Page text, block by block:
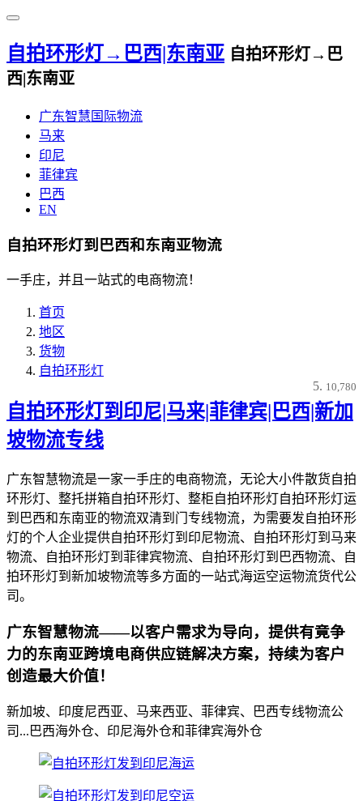
自拍环形灯→巴西|东南亚 自拍环形灯→巴
西|东南亚
广东智慧国际物流
马来
印尼
菲律宾
巴西
EN
自拍环形灯到巴西和东南亚物流
一手庄，并且一站式的电商物流！
首页
地区
货物
自拍环形灯
10,780
自拍环形灯到印尼|马来|菲律宾|巴西|新加
坡物流专线
广东智慧物流是一家一手庄的电商物流，无论大小件散货自拍
环形灯、整托拼箱自拍环形灯、整柜自拍环形灯自拍环形灯运
到巴西和东南亚的物流双清到门专线物流，为需要发自拍环形
灯的个人企业提供自拍环形灯到印尼物流、自拍环形灯到马来
物流、自拍环形灯到菲律宾物流、自拍环形灯到巴西物流、自
拍环形灯到新加坡物流等多方面的一站式海运空运物流货代公
司。
广东智慧物流——以客户需求为导向，提供有竟争
力的东南亚跨境电商供应链解决方案，持续为客户
创造最大价值！
新加坡、印度尼西亚、马来西亚、菲律宾、巴西专线物流公
司...巴西海外仓、印尼海外仓和菲律宾海外仓